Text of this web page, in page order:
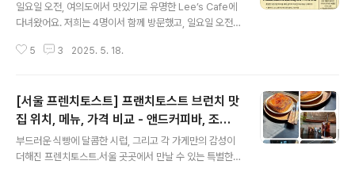
일요일 오전, 여의도에서 맛있기로 유명한 Lee’s Cafe에
다녀왔어요. 저희는 4명이서 함께 방문했고, 일요일 오전 1
에 세 팀 정도 대기 중이었고, 15~20분 정도 기다린 후에
를 즐기고 계셨고요.리스카페 Lees Cafe 위치이즈카페
는 여의도 브라이튼타워 근처에 위치해 있어서 접근성도
좋고, 주변에 맛있는 음식점도 많아 식사 전후로 둘러보는
재미도 쏠쏠했어요.[네이버 지도]리스카페 여의도서울 영
등포구 국제금융로 39 판매시설동 1층 124~5호https://
5 3 2025. 5. 18.
[서울 프렌치토스트] 프랜치토스트 브런치 맛
집 위치, 메뉴, 가격 비교 - 앤드커피바, 조앤
도슨, 비캔드, 일기, 거실
부드러운 식빵에 달콤한 시럽, 그리고 각 가게만의 감성이
더해진 프렌치토스트.서울 곳곳에서 만날 수 있는 특별한